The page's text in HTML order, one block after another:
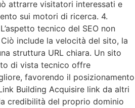
attrarre visitatori interessati e
sui motori di ricerca. 4.
tecnico del SEO non
include la velocità del sito, la
struttura URL chiara. Un sito
di vista tecnico offre
favorendo il posizionamento
Building Acquisire link da altri
credibilità del proprio dominio